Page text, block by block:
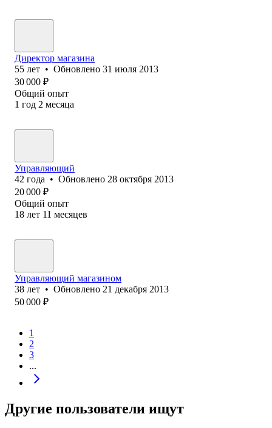
Директор магазина
55 лет • Обновлено 31 июля 2013
30 000 ₽
Общий опыт
1 год 2 месяца
Управляющий
42 года • Обновлено 28 октября 2013
20 000 ₽
Общий опыт
18 лет 11 месяцев
Управляющий магазином
38 лет • Обновлено 21 декабря 2013
50 000 ₽
1
2
3
...
Другие пользователи ищут